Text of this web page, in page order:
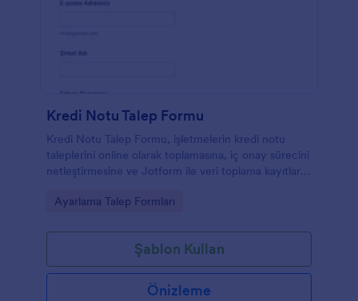
Kredi Notu Talep Formu
Kredi Notu Talep Formu, işletmelerin kredi notu
taleplerini online olarak toplamasına, iç onay sürecini
netleştirmesine ve Jotform ile veri toplama kayıtlarını
Go to Category:
Ayarlama Talep Formları
Şablon Kullan
Önizleme